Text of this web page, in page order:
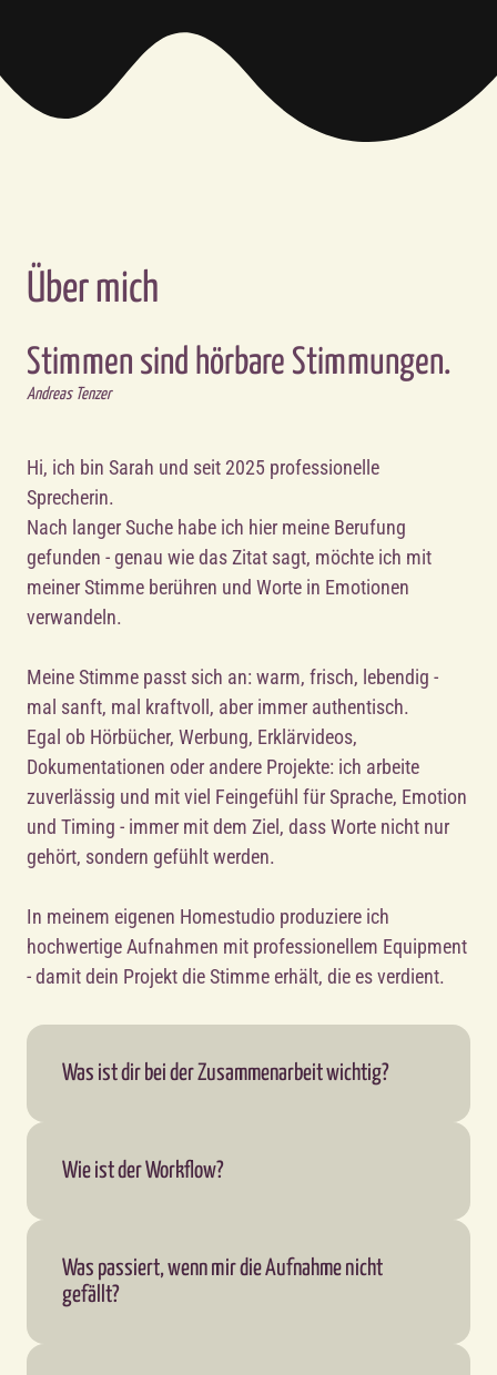
Über mich
Stimmen sind hörbare Stimmungen.
Andreas Tenzer
Hi, ich bin Sarah und seit 2025 professionelle
Sprecherin.
Nach langer Suche habe ich hier meine Berufung
gefunden - genau wie das Zitat sagt, möchte ich mit
meiner Stimme berühren und Worte in Emotionen
verwandeln.
Meine Stimme passt sich an: warm, frisch, lebendig -
mal sanft, mal kraftvoll, aber immer authentisch.
Egal ob Hörbücher, Werbung, Erklärvideos,
Dokumentationen oder andere Projekte: ich arbeite
zuverlässig und mit viel Feingefühl für Sprache, Emotion
und Timing - immer mit dem Ziel, dass Worte nicht nur
gehört, sondern gefühlt werden.
In meinem eigenen Homestudio produziere ich
hochwertige Aufnahmen mit professionellem Equipment
- damit dein Projekt die Stimme erhält, die es verdient.
Was ist dir bei der Zusammenarbeit wichtig?
ehrlich Bescheid, wenn dich etwas stört oder du dir
Wie ist der Workflow?
erstelle dir eine kurze Hörprobe, damit du hören
kannst, ob meine Stimme zu deinem Projekt passt.
Was passiert, wenn mir die Aufnahme nicht
gefällt?